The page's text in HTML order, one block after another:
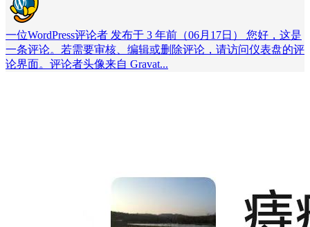
一位WordPress评论者 发布于 3 年前（06月17日）
您好，这是
一条评论。若需要审核、编辑或删除评论，请访问仪表盘的评
论界面。评论者头像来自 Gravat...